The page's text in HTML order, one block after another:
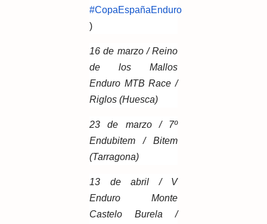
#CopaEspañaEnduro
)
16 de marzo / Reino
de los Mallos
Enduro MTB Race /
Riglos (Huesca)
23 de marzo / 7º
Endubitem / Bitem
(Tarragona)
13 de abril / V
Enduro Monte
Castelo Burela /